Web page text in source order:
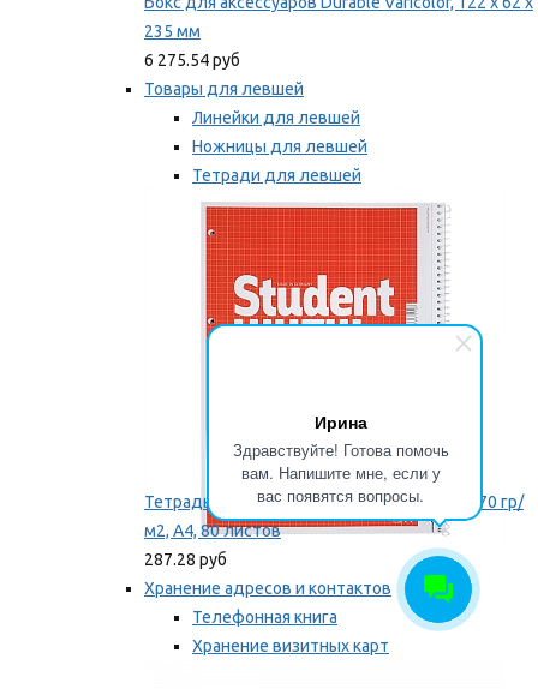
Ирина
Здравствуйте! Готова помочь
вам. Напишите мне, если у
вас появятся вопросы.
235 мм
6 275.54 руб
Товары для левшей
Линейки для левшей
Ножницы для левшей
Тетради для левшей
Точилки для левшей
Мы рекомендуем
Тетрадь для левши Brunnen, на пружине, 70 гр/
м2, А4, 80 листов
287.28 руб
Хранение адресов и контактов
Телефонная книга
Хранение визитных карт